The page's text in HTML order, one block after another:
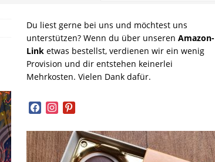
Du liest gerne bei uns und möchtest uns
unterstützen? Wenn du über unseren Amazon-
Linketwas bestellst, verdienen wir ein wenig
Provision und dir entstehen keinerlei
Mehrkosten. Vielen Dank dafür.
facebookinstagram
pinterest